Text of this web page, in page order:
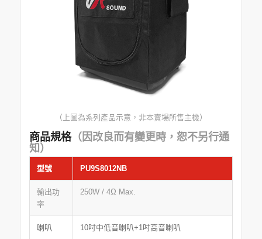
（上圖為系列產品示意，非本賣場所售主機）
商品規格（因改良而有變更時，恕不另行通
知）
型號 PU9S8012NB
輸出功
率
250W / 4Ω Max.
喇叭 10吋中低音喇叭+1吋高音喇叭